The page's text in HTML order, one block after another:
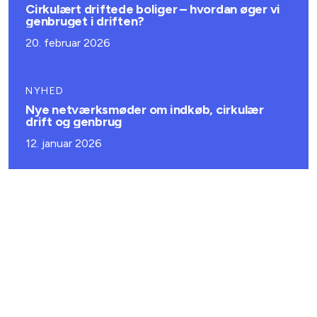
Cirkulært driftede boliger – hvordan øger vi
genbruget i driften?
20. februar 2026
NYHED
Nye netværksmøder om indkøb, cirkulær
drift og genbrug
12. januar 2026